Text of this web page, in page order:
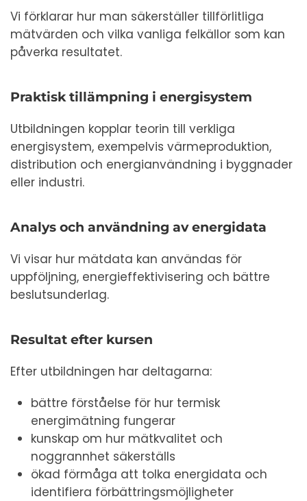
Vi förklarar hur man säkerställer tillförlitliga
mätvärden och vilka vanliga felkällor som kan
påverka resultatet.
Praktisk tillämpning i energisystem
Utbildningen kopplar teorin till verkliga
energisystem, exempelvis värmeproduktion,
distribution och energianvändning i byggnader
eller industri.
Analys och användning av energidata
Vi visar hur mätdata kan användas för
uppföljning, energieffektivisering och bättre
beslutsunderlag.
Resultat efter kursen
Efter utbildningen har deltagarna:
bättre förståelse för hur termisk
energimätning fungerar
kunskap om hur mätkvalitet och
noggrannhet säkerställs
ökad förmåga att tolka energidata och
identifiera förbättringsmöjligheter